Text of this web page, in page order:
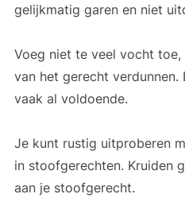
gelijkmatig garen en niet
Voeg niet te veel vocht
van het gerecht
vaak al voldoende.
Je kunt rustig uitproberen
in stoofgerechten. Kruiden
aan je stoofgerecht.